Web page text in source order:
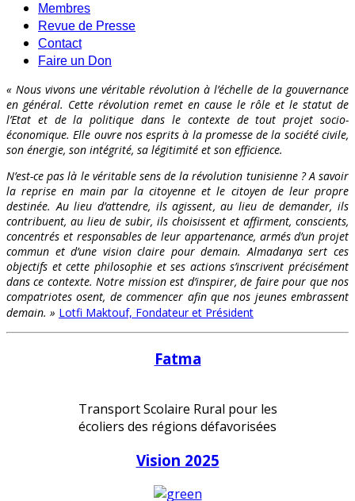
Membres
Revue de Presse
Contact
Faire un Don
« Nous vivons une véritable révolution à l’échelle de la gouvernance
en général. Cette révolution remet en cause le rôle et le statut de
l’Etat et de la politique dans le contexte de tout projet socio-
économique. Elle ouvre nos esprits à la promesse de la société civile,
son énergie, son intégrité, sa légitimité et son efficience.
N’est-ce pas là le véritable sens de la révolution tunisienne ? A savoir
la reprise en main par la citoyenne et le citoyen de leur propre
destinée. Au lieu d’attendre, ils agissent, au lieu de demander, ils
contribuent, au lieu de subir, ils choisissent et affirment, conscients,
concentrés et responsables de leur appartenance, armés d’un projet
commun et d’une vision claire pour demain. Almadanya sert ces
objectifs et cette philosophie et ses actions s’inscrivent précisément
dans ce contexte. Notre mission est d’inspirer, de faire pour que nos
compatriotes osent, de commencer afin que nos jeunes embrassent
demain. » Lotfi Maktouf, Fondateur et Président
Fatma
Transport Scolaire Rural pour les
écoliers des régions défavorisées
Vision 2025